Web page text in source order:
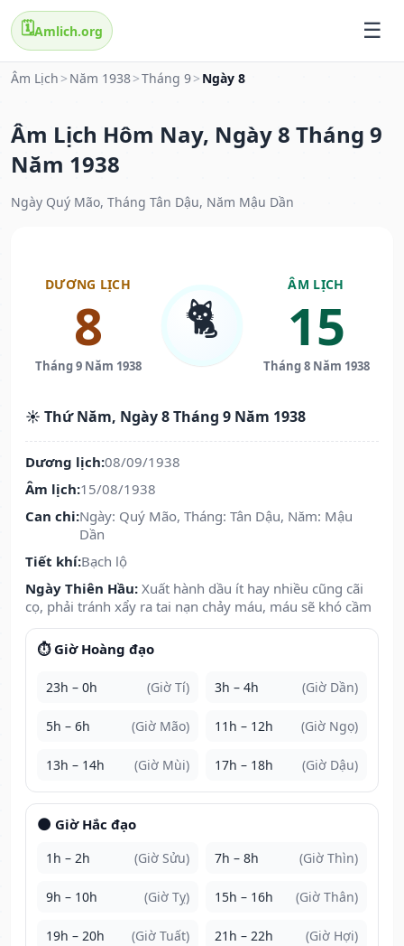
🗓️Amlich.org
Âm Lịch > Năm 1938>Tháng 9> Ngày 8
Âm Lịch Hôm Nay, Ngày 8 Tháng 9
Năm 1938
Ngày Quý Mão, Tháng Tân Dậu, Năm Mậu Dần
DƯƠNG LỊCH
8
Tháng 9 Năm 1938
🐈
ÂM LỊCH
15
Tháng 8 Năm 1938
☀️ Thứ Năm, Ngày 8 Tháng 9 Năm 1938
Dương lịch:08/09/1938
Âm lịch:15/08/1938
Can chi:Ngày: Quý Mão, Tháng: Tân Dậu, Năm: Mậu
Dần
Tiết khí:Bạch lộ
Ngày Thiên Hầu: Xuất hành dầu ít hay nhiều cũng cãi
cọ, phải tránh xẩy ra tai nạn chảy máu, máu sẽ khó cầm
⏱️ Giờ Hoàng đạo
23h – 0h (Giờ Tí) 3h – 4h (Giờ Dần)
5h – 6h (Giờ Mão) 11h – 12h (Giờ Ngọ)
13h – 14h (Giờ Mùi) 17h – 18h (Giờ Dậu)
🌑 Giờ Hắc đạo
1h – 2h (Giờ Sửu) 7h – 8h (Giờ Thìn)
9h – 10h (Giờ Tỵ) 15h – 16h (Giờ Thân)
19h – 20h (Giờ Tuất) 21h – 22h (Giờ Hợi)